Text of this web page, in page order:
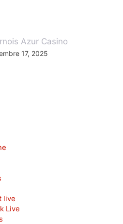
Azur Casino
17, 2025
live
Live